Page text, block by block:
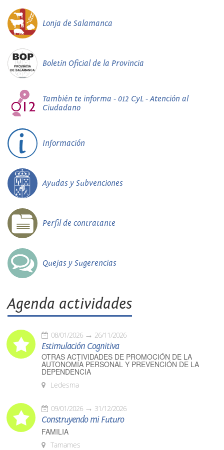
Lonja de Salamanca
Boletín Oficial de la Provincia
También te informa - 012 CyL - Atención al
Ciudadano
Información
Ayudas y Subvenciones
Perfil de contratante
Quejas y Sugerencias
Agenda actividades
08/01/2026 26/11/2026
Estimulación Cognitiva
OTRAS ACTIVIDADES DE PROMOCIÓN DE LA
AUTONOMÍA PERSONAL Y PREVENCIÓN DE LA
DEPENDENCIA
Ledesma
09/01/2026 31/12/2026
Construyendo mi Futuro
FAMILIA
Tamames